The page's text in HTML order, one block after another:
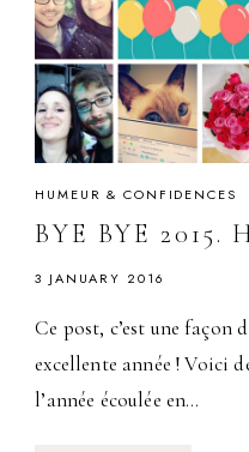
HUMEUR & CONFIDENCES
BYE BYE 2015.
3 JANUARY 2016
Ce post, c’est une façon
excellente année ! Voici
l’année écoulée en…